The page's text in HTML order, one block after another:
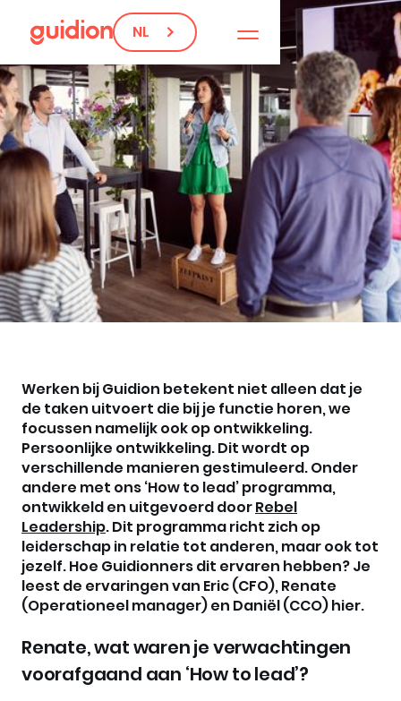
NL
Werken bij Guidion betekent niet alleen dat je
de taken uitvoert die bij je functie horen, we
focussen namelijk ook op ontwikkeling.
Persoonlijke ontwikkeling. Dit wordt op
verschillende manieren gestimuleerd. Onder
andere met ons ‘How to lead’ programma,
ontwikkeld en uitgevoerd doorRebel
Leadership. Dit programma richt zich op
leiderschap in relatie tot anderen, maar ook tot
jezelf. Hoe Guidionners dit ervaren hebben? Je
leest de ervaringen van Eric (CFO), Renate
(Operationeel manager) en Daniël (CCO) hier.
Renate, wat waren je verwachtingen
voorafgaand aan ‘How to lead’?